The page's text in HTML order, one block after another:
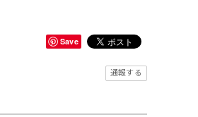
Save
通報する